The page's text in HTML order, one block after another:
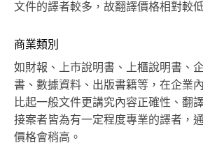
文件的譯者較多，故翻譯價格相對較低
商業類別
如財報、上市說明書、上櫃說明書、
書、數據資料、出版書籍等，在企業
比起一般文件更講究內容正確性、翻
接案者皆為有一定程度專業的譯者，
價格會稍高。